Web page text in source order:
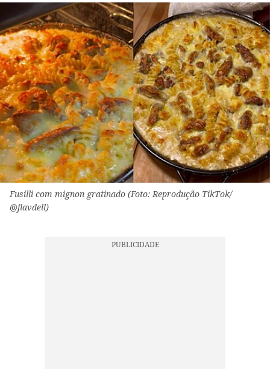
Fusilli com mignon gratinado (Foto: Reprodução TikTok/
@flavdell)